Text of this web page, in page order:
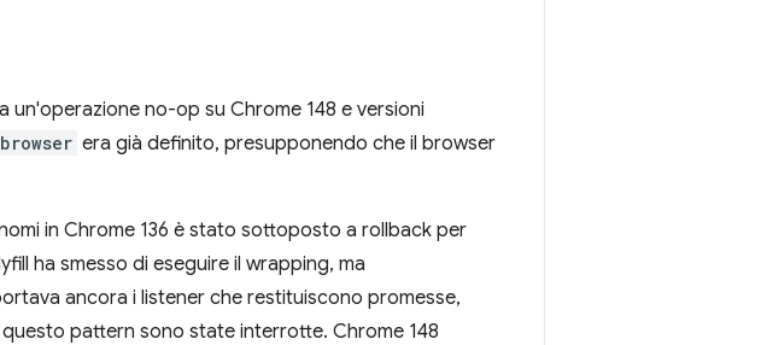
un'operazione no-op su Chrome 148 e versioni
browser era già definito, presupponendo che il browser
in Chrome 136 è stato sottoposto a rollback per
ha smesso di eseguire il wrapping, ma
ancora i listener che restituiscono promesse,
pattern sono state interrotte. Chrome 148